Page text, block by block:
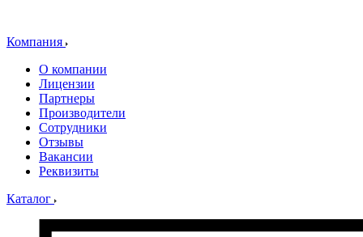
Компания
О компании
Лицензии
Партнеры
Производители
Сотрудники
Отзывы
Вакансии
Реквизиты
Каталог